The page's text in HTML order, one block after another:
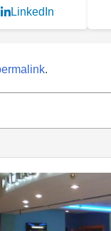
LinkedIn
.